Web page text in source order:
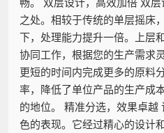
之处。相较于传统的单层摇床
下，处理能力提升一倍。上层
协同工作，根据您的生产需求
更短的时间内完成更多的原料
率，降低了单位产品的生产成
的地位。 精准分选，效果卓越
色的表现。它经过精心的设计